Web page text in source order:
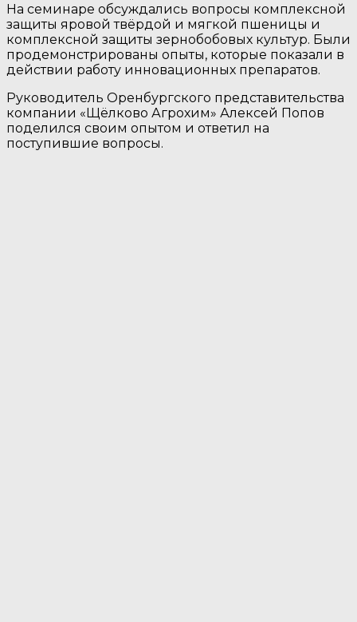
На семинаре обсуждались вопросы комплексной
защиты яровой твёрдой и мягкой пшеницы и
комплексной защиты зернобобовых культур. Были
продемонстрированы опыты, которые показали в
действии работу инновационных препаратов.
Руководитель Оренбургского представительства
компании «Щёлково Агрохим» Алексей Попов
поделился своим опытом и ответил на
поступившие вопросы.